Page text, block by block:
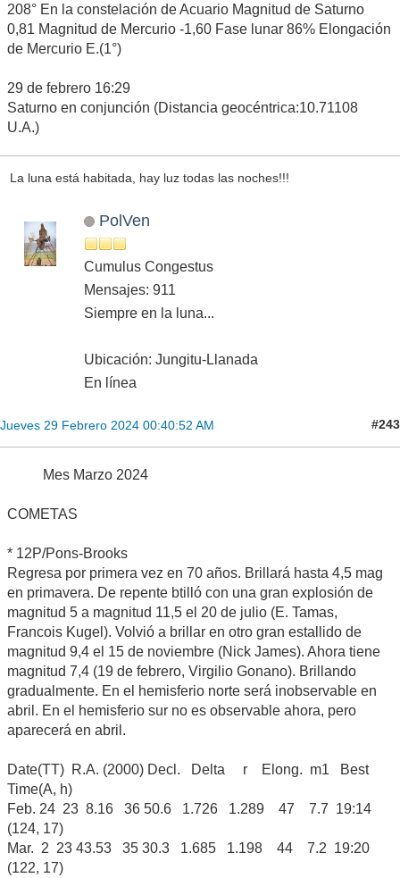
208° En la constelación de Acuario Magnitud de Saturno
0,81 Magnitud de Mercurio -1,60 Fase lunar 86% Elongación
de Mercurio E.(1°)
29 de febrero 16:29
Saturno en conjunción (Distancia geocéntrica:10.71108
U.A.)
La luna está habitada, hay luz todas las noches!!!
PolVen
Cumulus Congestus
Mensajes: 911
Siempre en la luna...
Ubicación: Jungitu-Llanada
En línea
Jueves 29 Febrero 2024 00:40:52 AM #243
Mes Marzo 2024
COMETAS
* 12P/Pons-Brooks
Regresa por primera vez en 70 años. Brillará hasta 4,5 mag
en primavera. De repente btilló con una gran explosión de
magnitud 5 a magnitud 11,5 el 20 de julio (E. Tamas,
Francois Kugel). Volvió a brillar en otro gran estallido de
magnitud 9,4 el 15 de noviembre (Nick James). Ahora tiene
magnitud 7,4 (19 de febrero, Virgilio Gonano). Brillando
gradualmente. En el hemisferio norte será inobservable en
abril. En el hemisferio sur no es observable ahora, pero
aparecerá en abril.
Date(TT) R.A. (2000) Decl. Delta r Elong. m1 Best
Time(A, h)
Feb. 24 23 8.16 36 50.6 1.726 1.289 47 7.7 19:14
(124, 17)
Mar. 2 23 43.53 35 30.3 1.685 1.198 44 7.2 19:20
(122, 17)